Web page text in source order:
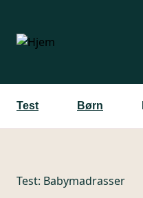
hovedindhold
Test Børn
Test: Babymadrasser